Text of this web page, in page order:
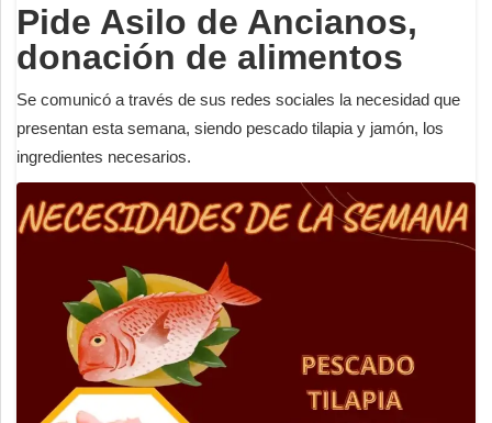
Pide Asilo de Ancianos,
donación de alimentos
Se comunicó a través de sus redes sociales la necesidad que
presentan esta semana, siendo pescado tilapia y jamón, los
ingredientes necesarios.